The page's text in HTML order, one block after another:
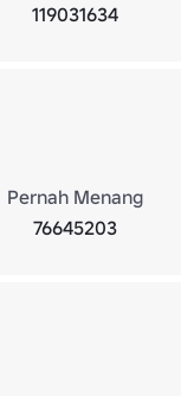
119031634
Pernah Menang
76645203